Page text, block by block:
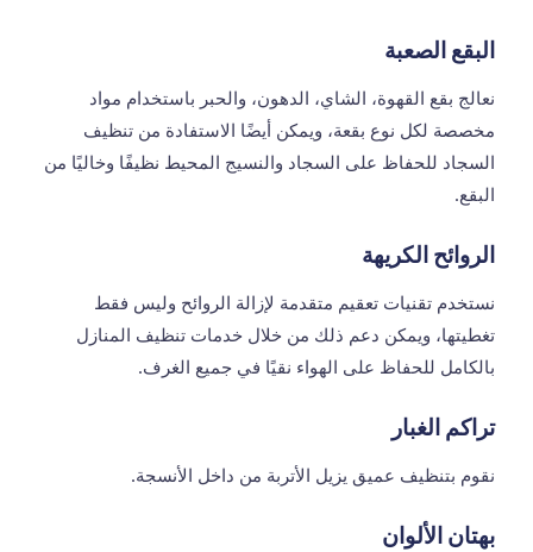
البقع الصعبة
نعالج بقع القهوة، الشاي، الدهون، والحبر باستخدام مواد
مخصصة لكل نوع بقعة، ويمكن أيضًا الاستفادة من تنظيف
السجاد للحفاظ على السجاد والنسيج المحيط نظيفًا وخاليًا من
البقع.
الروائح الكريهة
نستخدم تقنيات تعقيم متقدمة لإزالة الروائح وليس فقط
تغطيتها، ويمكن دعم ذلك من خلال خدمات تنظيف المنازل
بالكامل للحفاظ على الهواء نقيًا في جميع الغرف.
تراكم الغبار
نقوم بتنظيف عميق يزيل الأتربة من داخل الأنسجة.
بهتان الألوان